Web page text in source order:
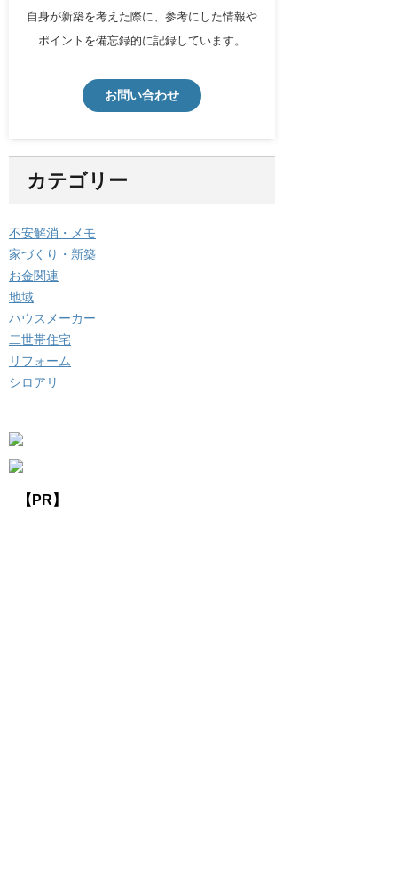
自身が新築を考えた際に、参考にした情報や
ポイントを備忘録的に記録しています。
お問い合わせ
カテゴリー
不安解消・メモ
家づくり・新築
お金関連
地域
ハウスメーカー
二世帯住宅
リフォーム
シロアリ
【PR】